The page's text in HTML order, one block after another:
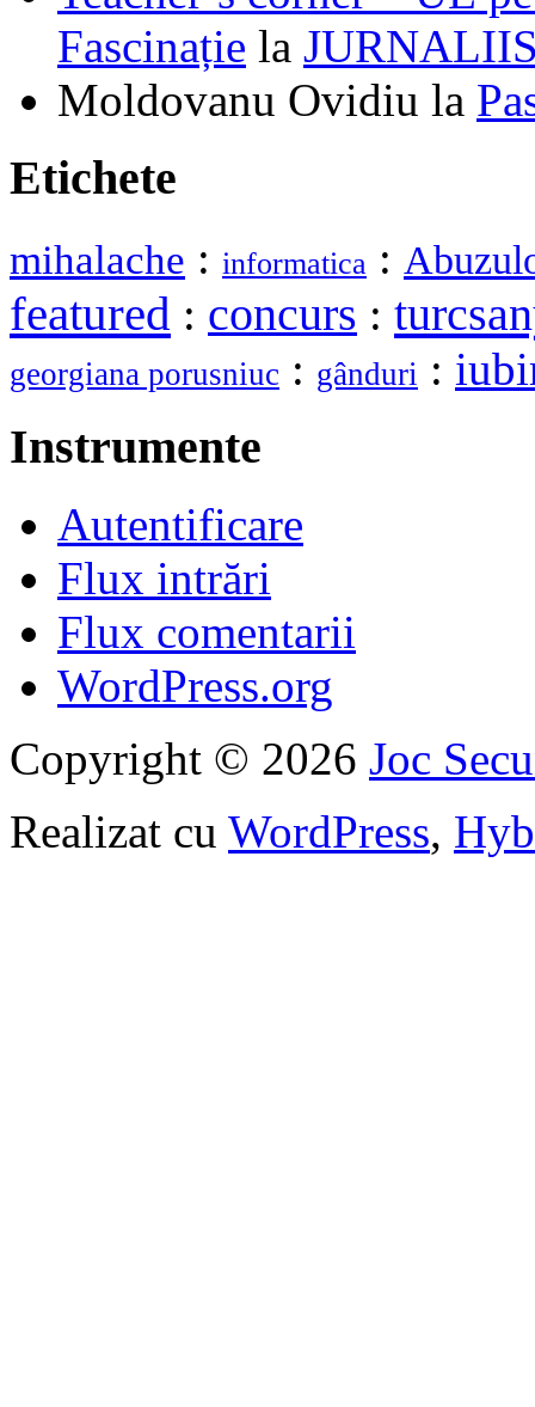
Fascinație la
Moldovanu Ovidiu la
Etichete
mihalache : informatica :
featured : concurs :
georgiana porusniuc : gânduri :
Instrumente
Autentificare
Flux intrări
Flux comentarii
WordPress.org
Copyright © 2026 Joc
Realizat cu WordPress,